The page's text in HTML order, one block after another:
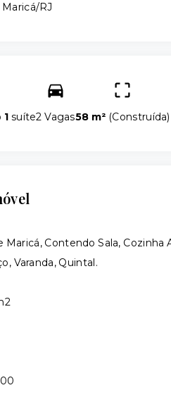
RJ
1 suíte2 Vagas58 m² (Construída)
Maricá, Contendo Sala, Cozinha
Varanda, Quintal.